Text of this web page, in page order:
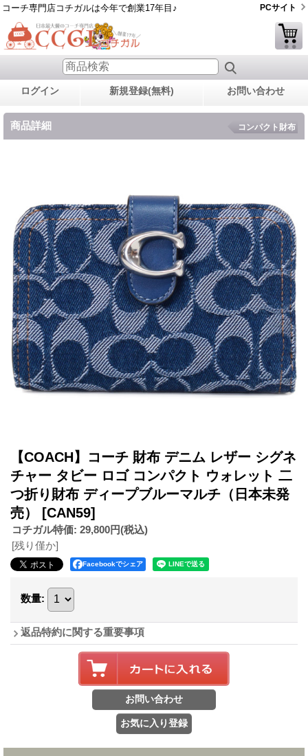
コーチ専門店コチガルは今年で創業17年目♪ PCサイト
ログイン 新規登録(無料) お問い合わせ
商品詳細 コンパクト財布
【COACH】コーチ 財布 デニム レザー シグネ
チャー タビー ロゴ コンパクト ウォレット 二
つ折り財布 ディープブルーマルチ（日本未発
売） [CAN59]
コチガル特価: 29,800円(税込)
[残り僅か]
Facebookでシェア
数量:
返品特約に関する重要事項